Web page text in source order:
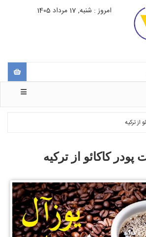
امروز : شنبه, 17 مرداد 1405
از ترکیه
پودر کاکائو از ترکیه